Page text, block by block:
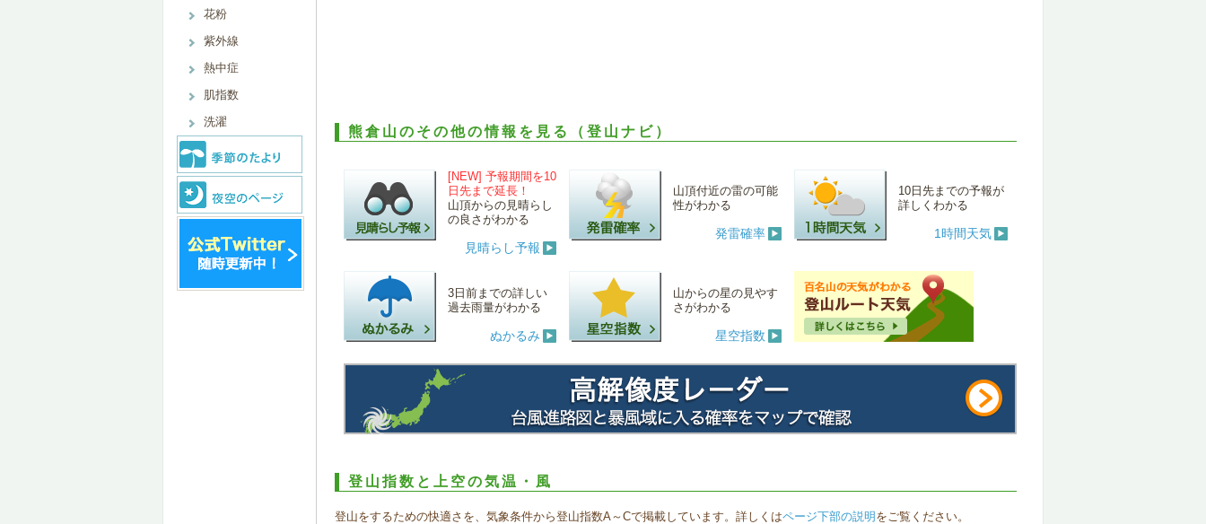
花粉
紫外線
熱中症
肌指数
洗濯
熊倉山のその他の情報を見る（登山ナビ）
[NEW] 予報期間を10
日先まで延長！
山頂からの見晴らし
の良さがわかる
見晴らし予報
山頂付近の雷の可能
性がわかる
発雷確率
10日先までの予報が
詳しくわかる
1時間天気
3日前までの詳しい
過去雨量がわかる
ぬかるみ
山からの星の見やす
さがわかる
星空指数
登山指数と上空の気温・風
登山をするための快適さを、気象条件から登山指数A～Cで掲載しています。詳しくはページ下部の説明 をご覧ください。